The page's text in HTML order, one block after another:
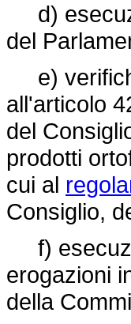
d)
del
e)
all'articolo
del
prodotti
cui al
Consiglio,
f)
erogazioni
della